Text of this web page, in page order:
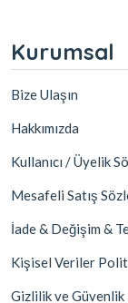
Kurumsal
Bize Ulaşın
Hakkımızda
Kullanıcı / Üyelik
Mesafeli Satış
İade & Değişim &
Kişisel Veriler
Gizlilik ve Güvenlik